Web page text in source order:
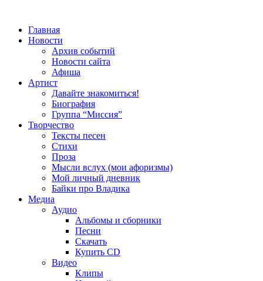
Главная
Новости
Архив событий
Новости сайта
Афиша
Артист
Давайте знакомиться!
Биография
Группа “Миссия”
Творчество
Тексты песен
Стихи
Проза
Мысли вслух (мои афоризмы)
Мой личный дневник
Байки про Владика
Медиа
Аудио
Альбомы и сборники
Песни
Скачать
Купить CD
Видео
Клипы